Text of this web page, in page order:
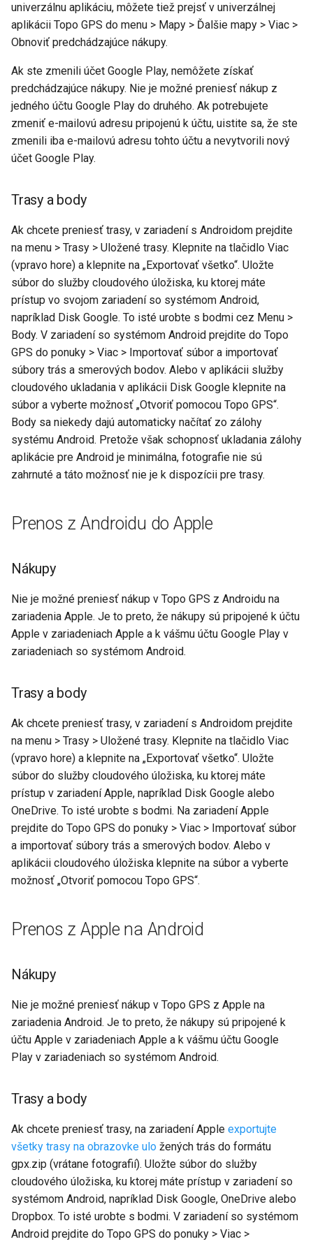
univerzálnu aplikáciu, môžete tiež prejsť v univerzálnej
aplikácii Topo GPS do menu > Mapy > Ďalšie mapy > Viac >
Obnoviť predchádzajúce nákupy.
Ak ste zmenili účet Google Play, nemôžete získať
predchádzajúce nákupy. Nie je možné preniesť nákup z
jedného účtu Google Play do druhého. Ak potrebujete
zmeniť e-mailovú adresu pripojenú k účtu, uistite sa, že ste
zmenili iba e-mailovú adresu tohto účtu a nevytvorili nový
účet Google Play.
Trasy a body
Ak chcete preniesť trasy, v zariadení s Androidom prejdite
na menu > Trasy > Uložené trasy. Klepnite na tlačidlo Viac
(vpravo hore) a klepnite na „Exportovať všetko“. Uložte
súbor do služby cloudového úložiska, ku ktorej máte
prístup vo svojom zariadení so systémom Android,
napríklad Disk Google. To isté urobte s bodmi cez Menu >
Body. V zariadení so systémom Android prejdite do Topo
GPS do ponuky > Viac > Importovať súbor a importovať
súbory trás a smerových bodov. Alebo v aplikácii služby
cloudového ukladania v aplikácii Disk Google klepnite na
súbor a vyberte možnosť „Otvoriť pomocou Topo GPS“.
Body sa niekedy dajú automaticky načítať zo zálohy
systému Android. Pretože však schopnosť ukladania zálohy
aplikácie pre Android je minimálna, fotografie nie sú
zahrnuté a táto možnosť nie je k dispozícii pre trasy.
Prenos z Androidu do Apple
Nákupy
Nie je možné preniesť nákup v Topo GPS z Androidu na
zariadenia Apple. Je to preto, že nákupy sú pripojené k účtu
Apple v zariadeniach Apple a k vášmu účtu Google Play v
zariadeniach so systémom Android.
Trasy a body
Ak chcete preniesť trasy, v zariadení s Androidom prejdite
na menu > Trasy > Uložené trasy. Klepnite na tlačidlo Viac
(vpravo hore) a klepnite na „Exportovať všetko“. Uložte
súbor do služby cloudového úložiska, ku ktorej máte
prístup v zariadení Apple, napríklad Disk Google alebo
OneDrive. To isté urobte s bodmi. Na zariadení Apple
prejdite do Topo GPS do ponuky > Viac > Importovať súbor
a importovať súbory trás a smerových bodov. Alebo v
aplikácii cloudového úložiska klepnite na súbor a vyberte
možnosť „Otvoriť pomocou Topo GPS“.
Prenos z Apple na Android
Nákupy
Nie je možné preniesť nákup v Topo GPS z Apple na
zariadenia Android. Je to preto, že nákupy sú pripojené k
účtu Apple v zariadeniach Apple a k vášmu účtu Google
Play v zariadeniach so systémom Android.
Trasy a body
Ak chcete preniesť trasy, na zariadení Apple exportujte
všetky trasy na obrazovke ulo žených trás do formátu
gpx.zip (vrátane fotografií). Uložte súbor do služby
cloudového úložiska, ku ktorej máte prístup v zariadení so
systémom Android, napríklad Disk Google, OneDrive alebo
Dropbox. To isté urobte s bodmi. V zariadení so systémom
Android prejdite do Topo GPS do ponuky > Viac >